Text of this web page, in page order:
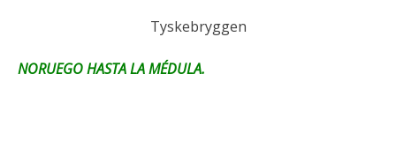
Tyskebryggen
NORUEGO HASTA LA MÉDULA.